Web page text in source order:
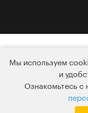
КАК ВСЁ УСТРОЕНО
Мы используем
и
Ознакомьтесь с